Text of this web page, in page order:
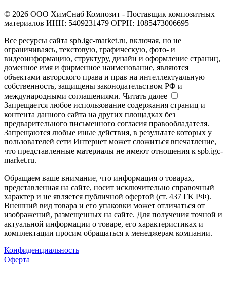
© 2026 ООО ХимСнаб Композит - Поставщик композитных
материалов ИНН: 5409231479 ОГРН: 1085473006695
Все ресурсы сайта spb.igc-market.ru, включая, но не
ограничиваясь, текстовую, графическую, фото- и
видеоинформацию, структуру, дизайн и оформление страниц,
доменное имя и фирменное наименование, являются
объектами авторского права и прав на интеллектуальную
собственность, защищены законодательством РФ и
международными соглашениями. Читать далее
Запрещается любое использование содержания страниц и
контента данного сайта на других площадках без
предварительного письменного согласия правообладателя.
Запрещаются любые иные действия, в результате которых у
пользователей сети Интернет может сложиться впечатление,
что представленные материалы не имеют отношения к spb.igc-
market.ru.
Обращаем ваше внимание, что информация о товарах,
представленная на сайте, носит исключительно справочный
характер и не является публичной офертой (ст. 437 ГК РФ).
Внешний вид товара и его упаковки может отличаться от
изображений, размещенных на сайте. Для получения точной и
актуальной информации о товаре, его характеристиках и
комплектации просим обращаться к менеджерам компании.
Конфиденциальность
Оферта